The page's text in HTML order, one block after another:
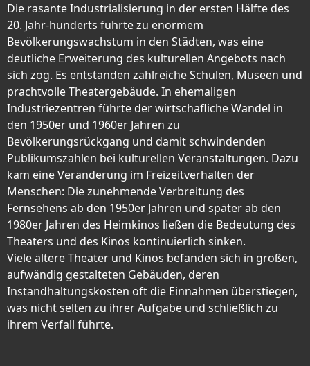
Die rasante Industrialisierung in der ersten Hälfte des
20. Jahr-hunderts führte zu enormem
Bevölkerungswachstum in den Städten, was eine
deutliche Erweiterung des kulturellen Angebots nach
sich zog. Es entstanden zahlreiche Schulen, Museen und
prachtvolle Theatergebäude. In ehemaligen
Industriezentren führte der wirtschafliche Wandel in
den 1950er und 1960er Jahren zu
Bevölkerungsrückgang und damit schwindenden
Publikumszahlen bei kulturellen Veranstaltungen. Dazu
kam eine Veränderung im Freizeitverhalten der
Menschen: Die zunehmende Verbreitung des
Fernsehens ab den 1950er Jahren und später ab den
1980er Jahren des Heimkinos ließen die Bedeutung des
Theaters und des Kinos kontinuierlich sinken.
Viele ältere Theater und Kinos befanden sich in großen,
aufwändig gestalteten Gebäuden, deren
Instandhaltungskosten oft die Einnahmen überstiegen,
was nicht selten zu ihrer Aufgabe und schließlich zu
ihrem Verfall führte.